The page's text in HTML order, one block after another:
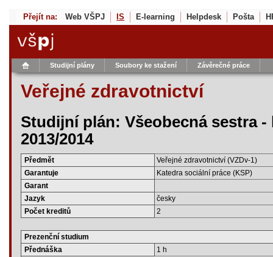
Přejít na: Web VŠPJ IS E-learning Helpdesk Pošta
Studijní plány Soubory ke stažení Závěrečné práce
Veřejné zdravotnictví
Studijní plán: Všeobecná sestra
2013/2014
Předmět
Veřejné zdravotnictví (VZDv-1)
Garantuje
Katedra sociální práce (KSP)
Garant
Jazyk
česky
Počet kreditů
2
Prezenční studium
Přednáška
1 h